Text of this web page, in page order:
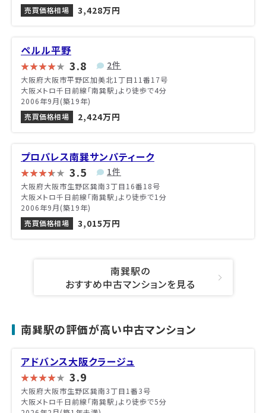
売買価格相場
3,428万円
ペルル平野
3.8 2件
大阪府大阪市平野区加美北1丁目11番17号
大阪メトロ千日前線「南巽駅」より徒歩で4分
2006年9月(築19年)
売買価格相場
2,424万円
プロパレス南巽サンパティーク
3.5 1件
大阪府大阪市生野区巽南3丁目16番18号
大阪メトロ千日前線「南巽駅」より徒歩で1分
2006年9月(築19年)
売買価格相場
3,015万円
南巽駅の
おすすめ中古マンションを見る
南巽駅の評価が高い中古マンション
アドバンス大阪クラージュ
3.9
大阪府大阪市生野区巽南3丁目1番3号
大阪メトロ千日前線「南巽駅」より徒歩で5分